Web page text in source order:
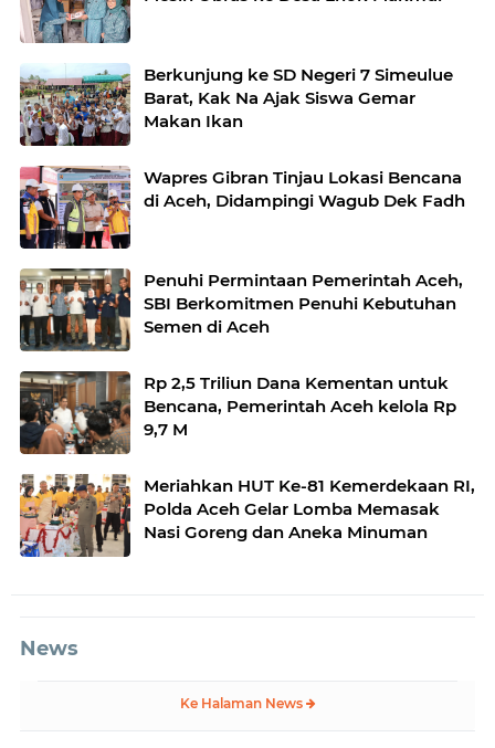
Berkunjung ke SD Negeri 7 Simeulue
Barat, Kak Na Ajak Siswa Gemar
Makan Ikan
Wapres Gibran Tinjau Lokasi Bencana
di Aceh, Didampingi Wagub Dek Fadh
Penuhi Permintaan Pemerintah Aceh,
SBI Berkomitmen Penuhi Kebutuhan
Semen di Aceh
Rp 2,5 Triliun Dana Kementan untuk
Bencana, Pemerintah Aceh kelola Rp
9,7 M
Meriahkan HUT Ke-81 Kemerdekaan RI,
Polda Aceh Gelar Lomba Memasak
Nasi Goreng dan Aneka Minuman
News
Ke Halaman News